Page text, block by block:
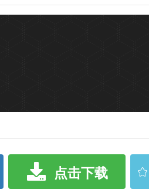
点击下载